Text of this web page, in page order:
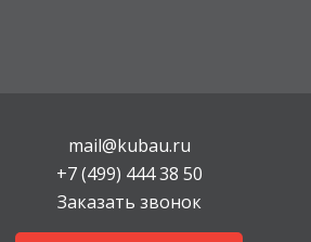
mail@kubau.ru
+7 (499) 444 38 50
Заказать звонок